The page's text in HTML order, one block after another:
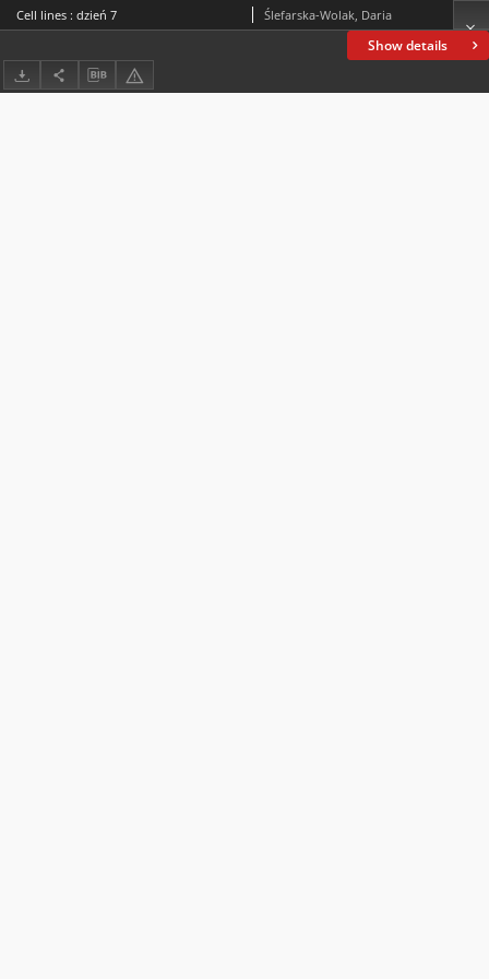
Show details
Cell lines : dzień 7 Ślefarska-Wolak, Daria